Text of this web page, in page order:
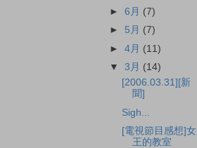
►6月 (7)
► 5月 (7)
►4月 (11)
▼3月 (14)
[2006.03.31][新
聞]
Sigh...
[電視節目感想]女
王的教室